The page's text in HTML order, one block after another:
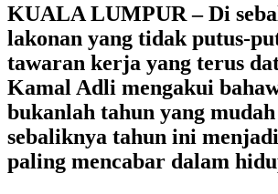
KUALA LUMPUR – Di
lakonan yang tidak putus-
tawaran kerja yang terus
Kamal Adli mengakui
bukanlah tahun yang
sebaliknya tahun ini
paling mencabar dalam